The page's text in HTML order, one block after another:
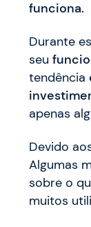
funciona.
Durante
seu
tendência
apenas
Devido
Algumas
sobre o
muitos